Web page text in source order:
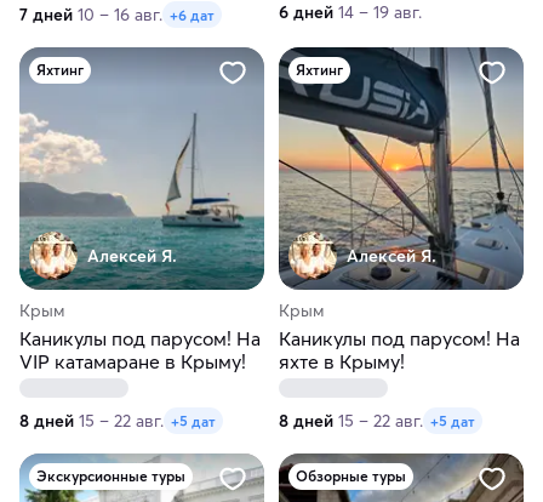
7 дней 10 – 16 авг. +6 дат 6 дней 14 – 19 авг.
Яхтинг
Алексей Я.
Крым
Каникулы под парусом! На
VIP катамаране в Крыму!
8 дней 15 – 22 авг. +5 дат
Яхтинг
Алексей Я.
Крым
Каникулы под парусом! На
яхте в Крыму!
8 дней 15 – 22 авг. +5 дат
Экскурсионные туры Обзорные туры